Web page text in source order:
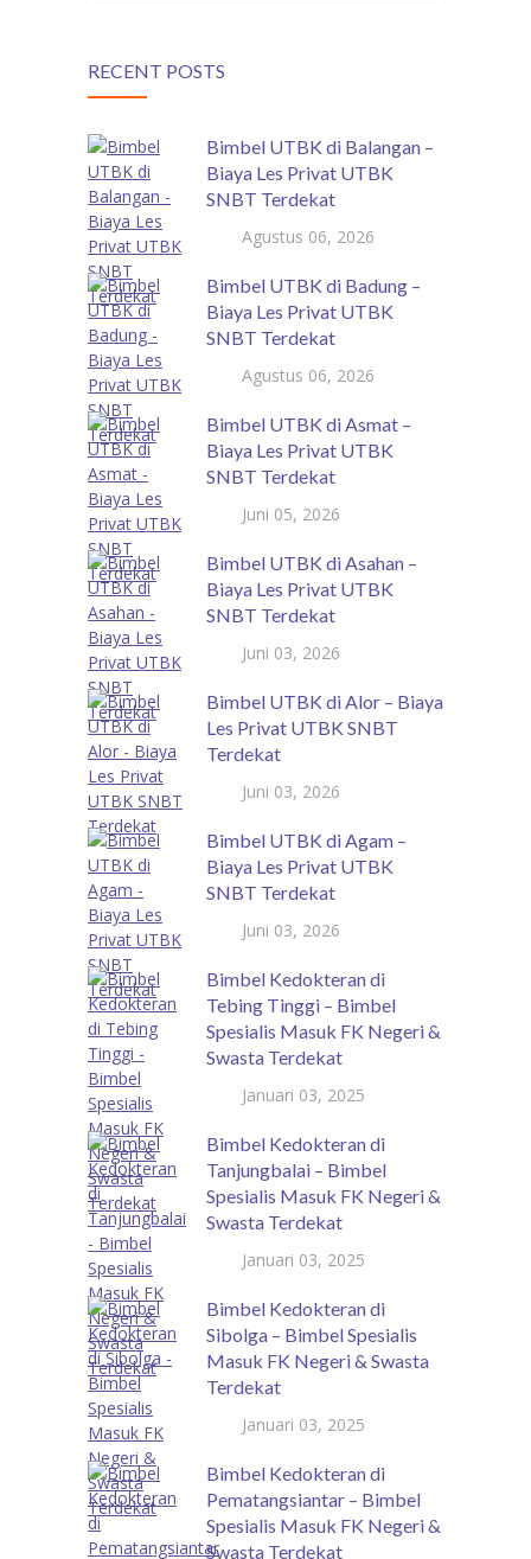
RECENT POSTS
Bimbel UTBK di Balangan –
Biaya Les Privat UTBK
SNBT Terdekat
Agustus 06, 2026
Bimbel UTBK di Badung –
Biaya Les Privat UTBK
SNBT Terdekat
Agustus 06, 2026
Bimbel UTBK di Asmat –
Biaya Les Privat UTBK
SNBT Terdekat
Juni 05, 2026
Bimbel UTBK di Asahan –
Biaya Les Privat UTBK
SNBT Terdekat
Juni 03, 2026
Bimbel UTBK di Alor – Biaya
Les Privat UTBK SNBT
Terdekat
Juni 03, 2026
Bimbel UTBK di Agam –
Biaya Les Privat UTBK
SNBT Terdekat
Juni 03, 2026
Bimbel Kedokteran di
Tebing Tinggi – Bimbel
Spesialis Masuk FK Negeri &
Swasta Terdekat
Januari 03, 2025
Bimbel Kedokteran di
Tanjungbalai – Bimbel
Spesialis Masuk FK Negeri &
Swasta Terdekat
Januari 03, 2025
Bimbel Kedokteran di
Sibolga – Bimbel Spesialis
Masuk FK Negeri & Swasta
Terdekat
Januari 03, 2025
Bimbel Kedokteran di
Pematangsiantar – Bimbel
Spesialis Masuk FK Negeri &
Swasta Terdekat